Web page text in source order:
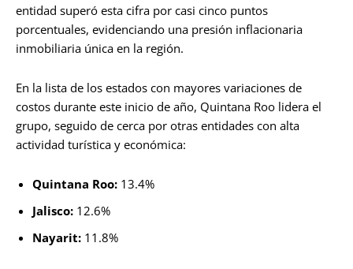
entidad superó esta cifra por casi cinco puntos
porcentuales, evidenciando una presión inflacionaria
inmobiliaria única en la región.
En la lista de los estados con mayores variaciones de
costos durante este inicio de año, Quintana Roo lidera el
grupo, seguido de cerca por otras entidades con alta
actividad turística y económica:
Quintana Roo: 13.4%
Jalisco: 12.6%
Nayarit: 11.8%